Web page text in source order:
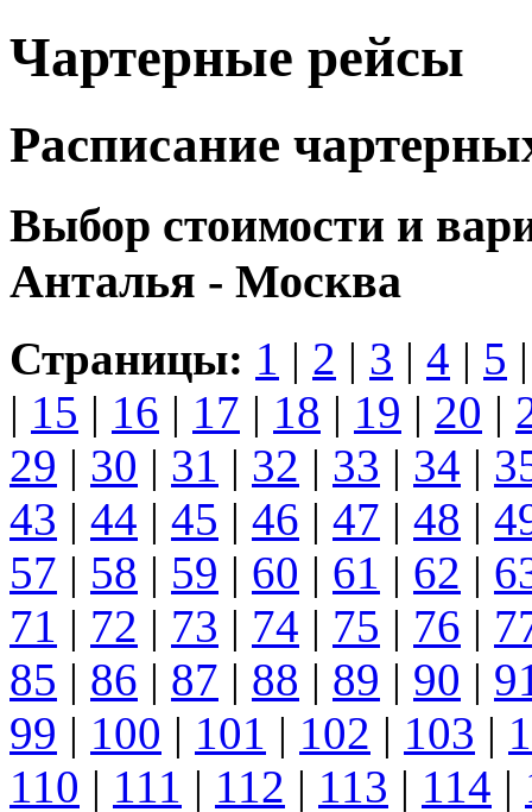
Чартерные рейсы
Расписание
Выбор стоимости и
Анталья - Москва
Страницы: 1 | 2 | 3 | 4 | 5
| 15 | 16 | 17 | 18 | 19 | 20 |
29 | 30 | 31 | 32 | 33 | 34 |
43 | 44 | 45 | 46 | 47 | 48 |
57 | 58 | 59 | 60 | 61 | 62 |
71 | 72 | 73 | 74 | 75 | 76 |
85 | 86 | 87 | 88 | 89 | 90 |
99 | 100 | 101 | 102 | 103 |
110 | 111 | 112 | 113 | 114 |